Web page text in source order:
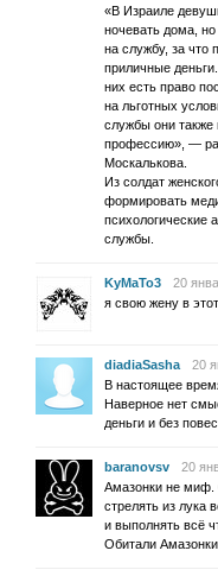
«В Израиле
ночевать дома,
на службу, за что
приличные
них есть право
на льготных
службы они также
профессию», —
Москалькова.
Из солдат
формировать
психологические
службы.
KyMaTo3
20
я свою жену в
diadiaSasha
20
В настоящее
Наверное нет
деньги и без
baranovsv
20
Амазонки не миф.
стрелять из лука
и выполнять всё
Обитали